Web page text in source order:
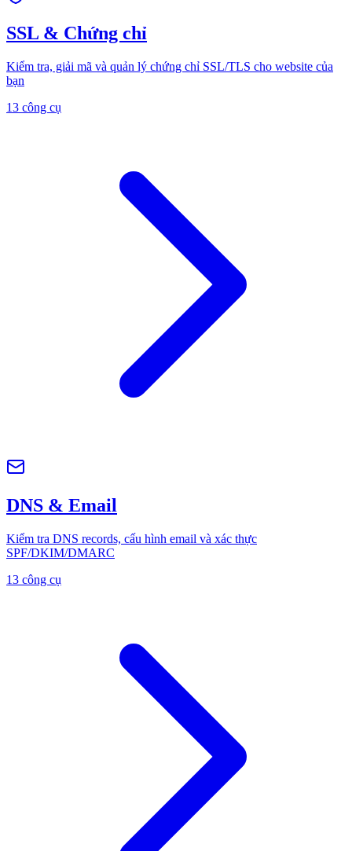
SSL & Chứng chỉ
Kiểm tra, giải mã và quản lý chứng chỉ SSL/TLS cho website của
bạn
13 công cụ
DNS & Email
Kiểm tra DNS records, cấu hình email và xác thực
SPF/DKIM/DMARC
13 công cụ